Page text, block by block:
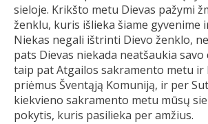
sieloje. Krikšto metu Dievas pažymi
ženklu, kuris išlieka šiame gyvenime
Niekas negali ištrinti Dievo ženklo,
pats Dievas niekada neatšaukia savo
taip pat Atgailos sakramento metu ir
priėmus Šventąją Komuniją, ir per
kiekvieno sakramento metu mūsų
pokytis, kuris pasilieka per amžius.